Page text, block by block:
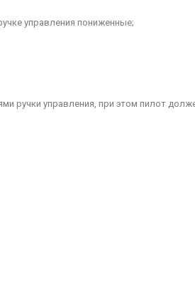
управления пониженные;
ручки управления, при этом пилот